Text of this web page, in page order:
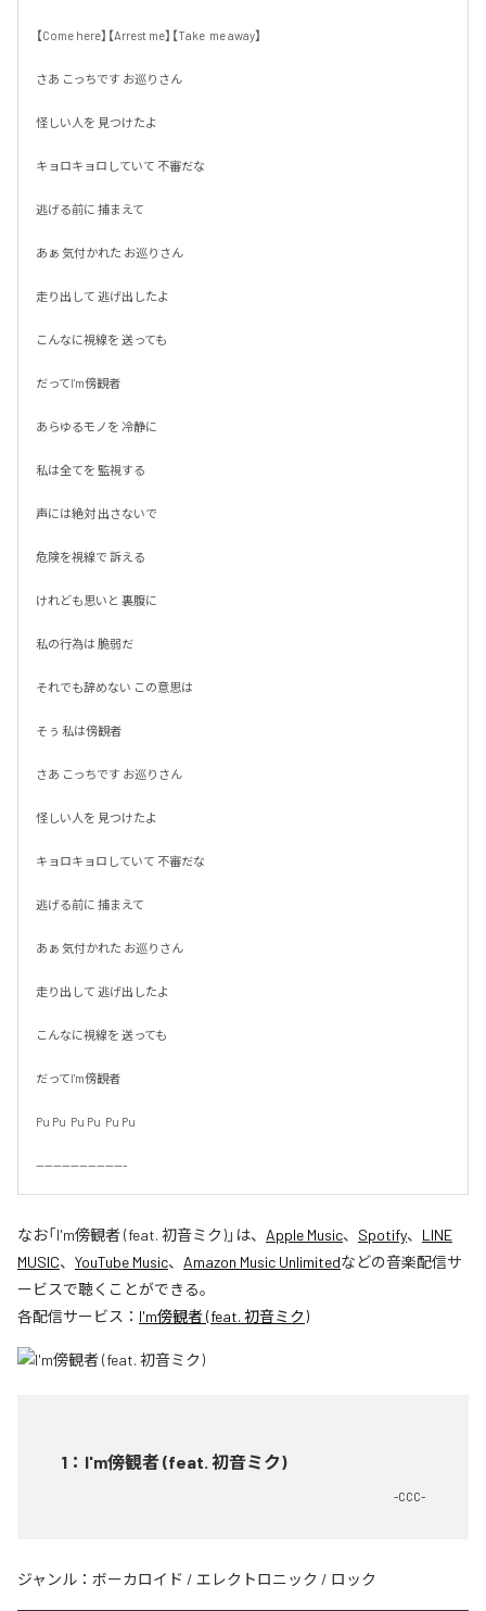
【Come here】【Arrest me】【Take  me away】
さあ こっちです お巡りさん
怪しい人を 見つけたよ
キョロキョロしていて 不審だな
逃げる前に 捕まえて
あぁ 気付かれた お巡りさん
走り出して 逃げ出したよ
こんなに視線を 送っても
だってI'm傍観者
あらゆるモノを 冷静に
私は全てを 監視する
声には絶対 出さないで
危険を視線で 訴える
けれども思いと 裏腹に
私の行為は 脆弱だ
それでも辞めない この意思は
そぅ 私は傍観者
さあ こっちです お巡りさん
怪しい人を 見つけたよ
キョロキョロしていて 不審だな
逃げる前に 捕まえて
あぁ 気付かれた お巡りさん
走り出して 逃げ出したよ
こんなに視線を 送っても
だってI'm傍観者
Pu Pu  Pu Pu  Pu Pu
---------------------
なお「I'm傍観者 (feat. 初音ミク)」は、 Apple Music、 Spotify、 LINE
MUSIC、 YouTube Music、 Amazon Music Unlimitedなどの音楽配信サ
ービスで聴くことができる。
各配信サービス： I'm傍観者 (feat. 初音ミク)
1 ： I'm傍観者 (feat. 初音ミク)
-CCC-
ジャンル： ボーカロイド / エレクトロニック / ロック